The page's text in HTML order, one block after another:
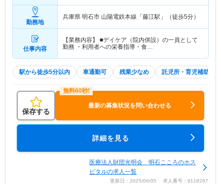
勤務地
兵庫県 明石市 山陽電鉄本線「藤江駅」（徒歩5分）
仕事内容
【業務内容】 ■デイケア（院内併設）の一員として
勤務 ・利用者への栄養指導・食…
駅から徒歩5分以内 車通勤可 残業少なめ 託児所・育児補助
保存する
最新の募集状況を問い合わせる
詳細を見る
医療法人財団光明会 明石こころのホス
ピタルの求人一覧
更新日：2025/06/05 求人番号：9118297